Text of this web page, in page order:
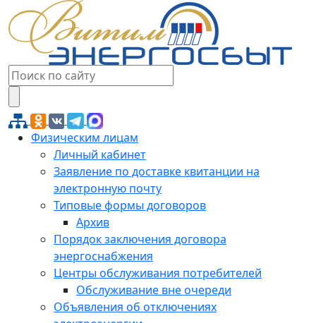
Физическим лицам
Личный кабинет
Заявление по доставке квитанции на
электронную почту
Типовые формы договоров
Архив
Порядок заключения договора
энергоснабжения
Центры обслуживания потребителей
Обслуживание вне очереди
Объявления об отключениях